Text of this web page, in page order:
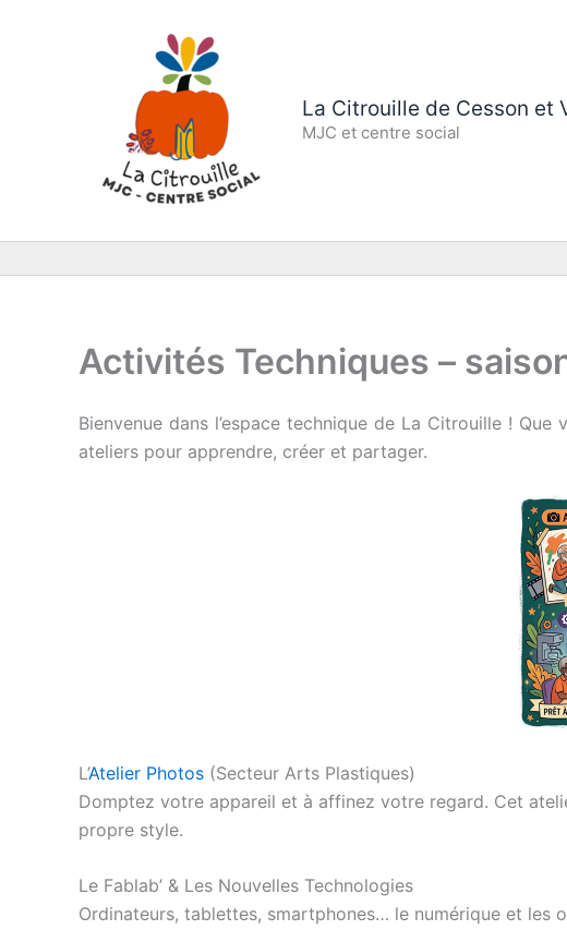
La Citrouille de Cesson et
MJC et centre social
Activités Techniques –
Bienvenue dans l’espace technique de La Citrouille !
ateliers pour apprendre, créer et partager.
L’Atelier Photos (Secteur Arts Plastiques)
Domptez votre appareil et à affinez votre regard. Cet
propre style.
Le Fablab’ & Les Nouvelles Technologies
Ordinateurs, tablettes, smartphones… le numérique et